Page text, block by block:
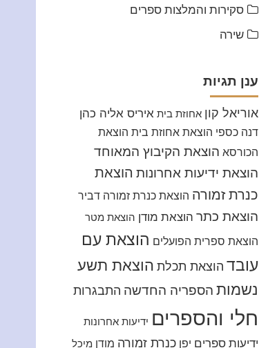
סקירות והמלצות ספרים
שירה
ענן תגיות
אוריאל קון אחוזת בית איריס אליה כהן
דנה כספי הוצאת אחוזת בית הוצאת
הכורסא הוצאת הקיבוץ המאוחד
הוצאת ידיעות אחרונות הוצאת
כנרת זמורה הוצאת כנרת זמורה דביר
הוצאת כתר הוצאת מודן הוצאת מטר
הוצאת ספרית הפועלים הוצאת עם
עובד הוצאת תכלת הוצאת תשע
נשמות הספריה החדשה התבגרות
חלי והספרים ידיעות אחרונות
ידיעות ספרים יפן כנרת זמורה מודן מיכל